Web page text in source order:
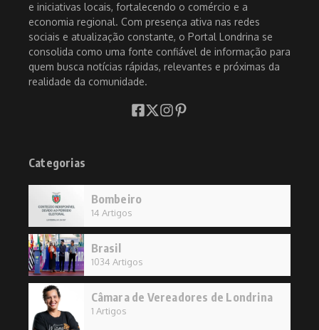
e iniciativas locais, fortalecendo o comércio e a
economia regional. Com presença ativa nas redes
sociais e atualização constante, o Portal Londrina se
consolida como uma fonte confiável de informação para
quem busca notícias rápidas, relevantes e próximas da
realidade da comunidade.
Categorias
Bombeiro
14 Artigos
Brasil
1034 Artigos
Câmara de Vereadores de Londrina
1 Artigos